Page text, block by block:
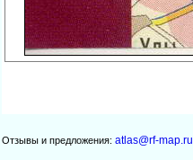
Отзывы и предложения: atlas@rf-map.ru